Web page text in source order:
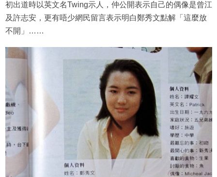
初出道時以英文名Twing示人，仲公開表示自己的偶像是曾江
及許志安，更有唔少網民留言表示明白鄭秀文點解「這麼放
不開」……